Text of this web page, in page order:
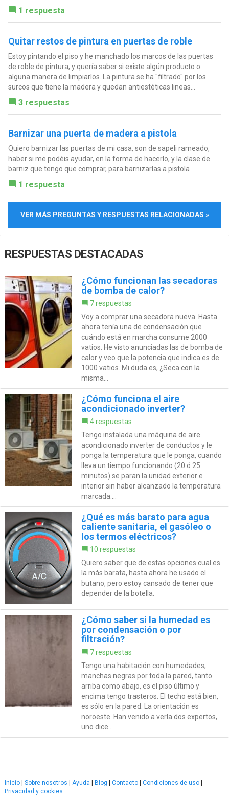
1 respuesta
Quitar restos de pintura en puertas de roble
Estoy pintando el piso y he manchado los marcos de las puertas
de roble de pintura, y quería saber si existe algún producto o
alguna manera de limpiarlos. La pintura se ha "filtrado" por los
surcos que tiene la madera y quedan antiestéticas lineas...
3 respuestas
Barnizar una puerta de madera a pistola
Quiero barnizar las puertas de mi casa, son de sapeli rameado,
haber si me podéis ayudar, en la forma de hacerlo, y la clase de
barniz que tengo que comprar, para barnizarlas a pistola
1 respuesta
VER MÁS PREGUNTAS Y RESPUESTAS RELACIONADAS »
RESPUESTAS DESTACADAS
¿Cómo funcionan las secadoras
de bomba de calor?
7 respuestas
Voy a comprar una secadora nueva. Hasta
ahora tenía una de condensación que
cuándo está en marcha consume 2000
vatios. He visto anunciadas las de bomba de
calor y veo que la potencia que indica es de
1000 vatios. Mi duda es, ¿Seca con la
misma...
¿Cómo funciona el aire
acondicionado inverter?
4 respuestas
Tengo instalada una máquina de aire
acondicionado inverter de conductos y le
ponga la temperatura que le ponga, cuando
lleva un tiempo funcionando (20 ó 25
minutos) se paran la unidad exterior e
interior sin haber alcanzado la temperatura
marcada....
¿Qué es más barato para agua
caliente sanitaria, el gasóleo o
los termos eléctricos?
10 respuestas
Quiero saber que de estas opciones cual es
la más barata, hasta ahora he usado el
butano, pero estoy cansado de tener que
depender de la botella.
¿Cómo saber si la humedad es
por condensación o por
filtración?
7 respuestas
Tengo una habitación con humedades,
manchas negras por toda la pared, tanto
arriba como abajo, es el piso último y
encima tengo trasteros. El techo está bien,
es sólo en la pared. La orientación es
noroeste. Han venido a verla dos expertos,
uno dice...
Inicio | Sobre nosotros | Ayuda | Blog | Contacto | Condiciones de uso |
Privacidad y cookies